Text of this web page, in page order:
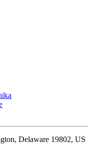
Delaware 19802, US